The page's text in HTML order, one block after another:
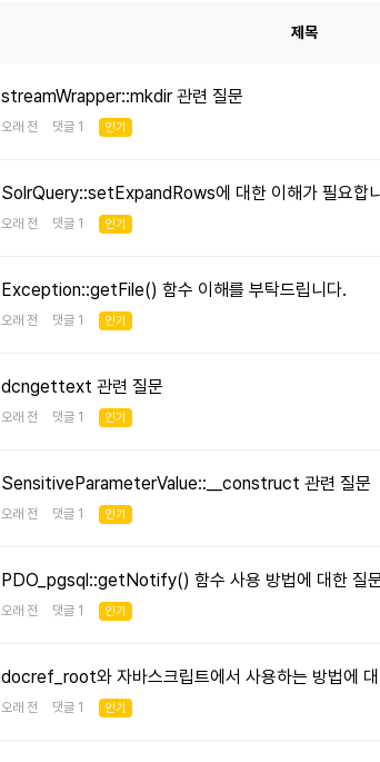
제목
streamWrapper::mkdir 관련 질문
오래 전 댓글 1 인기
SolrQuery::setExpandRows에 대한 이해가 필요합
오래 전 댓글 1 인기
Exception::getFile() 함수 이해를 부탁드립니다.
오래 전 댓글 1 인기
dcngettext 관련 질문
오래 전 댓글 1 인기
SensitiveParameterValue::__construct 관련 질문
오래 전 댓글 1 인기
PDO_pgsql::getNotify() 함수 사용 방법에 대한 질
오래 전 댓글 1 인기
docref_root와 자바스크립트에서 사용하는 방법에
오래 전 댓글 1 인기